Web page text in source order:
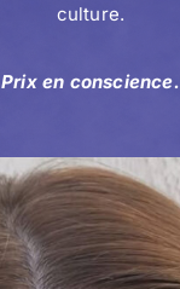
culture.
Prix en conscience.